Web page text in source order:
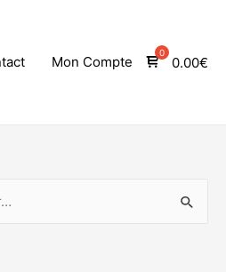
Mon Compte 0.00€